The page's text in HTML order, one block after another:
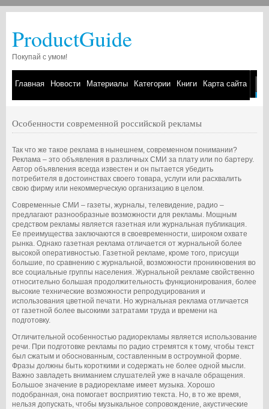
ProductGuide
Покупай с умом!
Главная Новости Материалы Категории Книги Карта сайта
Особенности современной российской рекламы
Так что же такое реклама в нынешнем, современном понимании?
Реклама – это объявления в различных СМИ за плату или по бартеру.
Автор объявления всегда известен и он пытается убедить
потребителя в достоинствах своего товара, услуги или расхвалить
свою фирму или некоммерческую организацию в целом.
Современные СМИ – газеты, журналы, телевидение, радио –
предлагают разнообразные возможности для рекламы. Мощным
средством рекламы является газетная или журнальная публикация.
Ее преимущества заключаются в своевременности, широком охвате
рынка. Однако газетная реклама отличается от журнальной более
высокой оперативностью. Газетной рекламе, кроме того, присущи
большие, по сравнению с журнальной, возможности проникновения во
все социальные группы населения. Журнальной рекламе свойственно
относительно большая продолжительность функционирования, более
высокие технические возможности репродуцирования и
использования цветной печати. Но журнальная реклама отличается
от газетной более высокими затратами труда и времени на
подготовку.
Отличительной особенностью радиорекламы является использование
речи. При подготовке рекламы по радио стремятся к тому, чтобы текст
был сжатым и обоснованным, составленным в остроумной форме.
Фразы должны быть короткими и содержать не более одной мысли.
Важно завладеть вниманием слушателей уже в начале обращения.
Большое значение в радиорекламе имеет музыка. Хорошо
подобранная, она помогает восприятию текста. Но, в то же время,
нельзя допускать, чтобы музыкальное сопровождение, акустические